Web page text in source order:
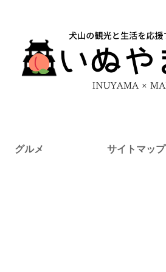
グルメ サイトマップ